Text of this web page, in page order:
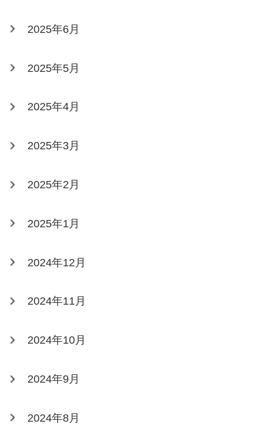
2025年6月
2025年5月
2025年4月
2025年3月
2025年2月
2025年1月
2024年12月
2024年11月
2024年10月
2024年9月
2024年8月